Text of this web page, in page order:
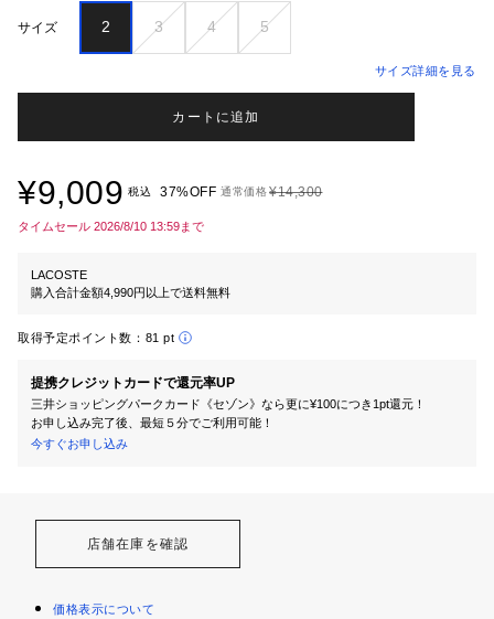
サイズ 2 3 4 5
サイズ詳細を見る
カートに追加
¥9,009 税込 37%OFF 通常価格¥14,300
タイムセール 2026/8/10 13:59まで
LACOSTE
購入合計金額4,990円以上で送料無料
取得予定ポイント数： 81 pt
提携クレジットカードで還元率UP
三井ショッピングパークカード《セゾン》なら更に¥100につき1pt還元！
お申し込み完了後、最短５分でご利用可能！
今すぐお申し込み
店舗在庫を確認
価格表示について